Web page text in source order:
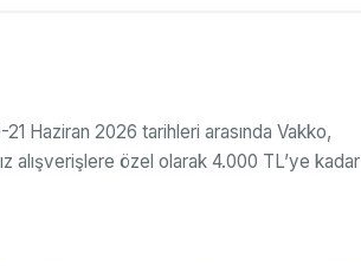
Haziran 2026 tarihleri arasında Vakko,
alışverişlere özel olarak 4.000 TL’ye kadar